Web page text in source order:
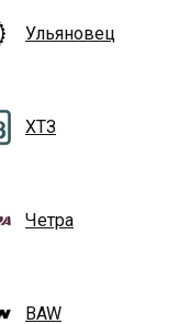
Ульяновец
ХТЗ
Четра
BAW